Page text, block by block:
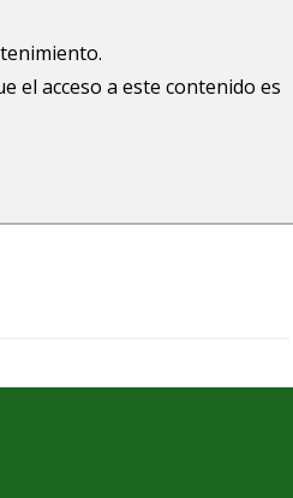
el acceso a este contenido es